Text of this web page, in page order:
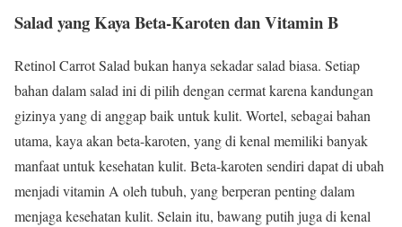
Salad yang Kaya Beta-Karoten dan Vitamin B
Retinol Carrot Salad bukan hanya sekadar salad biasa. Setiap
bahan dalam salad ini di pilih dengan cermat karena kandungan
gizinya yang di anggap baik untuk kulit. Wortel, sebagai bahan
utama, kaya akan beta-karoten, yang di kenal memiliki banyak
manfaat untuk kesehatan kulit. Beta-karoten sendiri dapat di ubah
menjadi vitamin A oleh tubuh, yang berperan penting dalam
menjaga kesehatan kulit. Selain itu, bawang putih juga di kenal